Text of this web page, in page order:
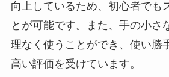
向上しているため、初心者でも
とが可能です。また、手の小さ
理なく使うことができ、使い勝
高い評価を受けています。